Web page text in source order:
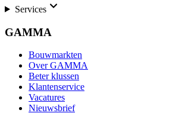
Services
GAMMA
Bouwmarkten
Over GAMMA
Beter klussen
Klantenservice
Vacatures
Nieuwsbrief